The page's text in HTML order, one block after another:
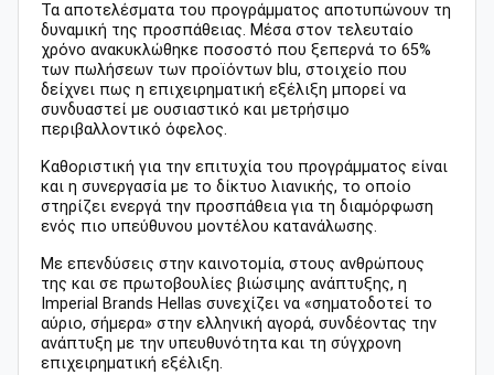
Τα αποτελέσματα του προγράμματος αποτυπώνουν τη
δυναμική της προσπάθειας. Μέσα στον τελευταίο
χρόνο ανακυκλώθηκε ποσοστό που ξεπερνά το 65%
των πωλήσεων των προϊόντων blu, στοιχείο που
δείχνει πως η επιχειρηματική εξέλιξη μπορεί να
συνδυαστεί με ουσιαστικό και μετρήσιμο
περιβαλλοντικό όφελος.
Καθοριστική για την επιτυχία του προγράμματος είναι
και η συνεργασία με το δίκτυο λιανικής, το οποίο
στηρίζει ενεργά την προσπάθεια για τη διαμόρφωση
ενός πιο υπεύθυνου μοντέλου κατανάλωσης.
Με επενδύσεις στην καινοτομία, στους ανθρώπους
της και σε πρωτοβουλίες βιώσιμης ανάπτυξης, η
Imperial Brands Hellas συνεχίζει να «σηματοδοτεί το
αύριο, σήμερα» στην ελληνική αγορά, συνδέοντας την
ανάπτυξη με την υπευθυνότητα και τη σύγχρονη
επιχειρηματική εξέλιξη.